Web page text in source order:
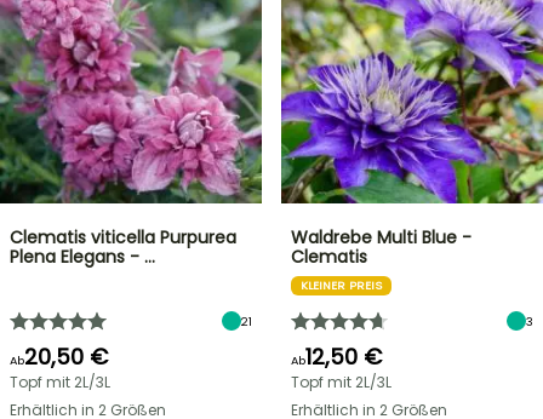
Clematis viticella Purpurea
Plena Elegans - …
21
Ab20,50 €
Topf mit 2L/3L
Erhältlich in 2 Größen
Waldrebe Multi Blue -
Clematis
KLEINER PREIS
3
Ab12,50 €
Topf mit 2L/3L
Erhältlich in 2 Größen